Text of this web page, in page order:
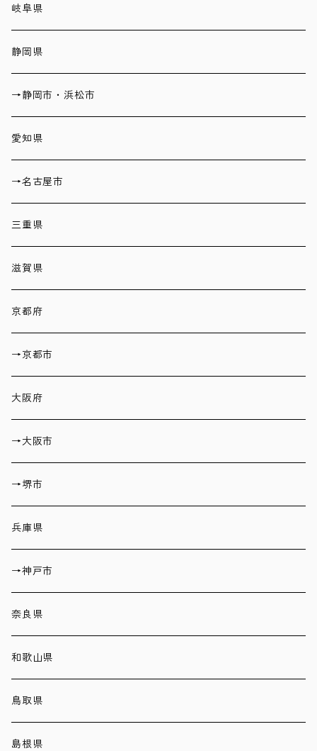
岐阜県
静岡県
→静岡市・浜松市
愛知県
→名古屋市
三重県
滋賀県
京都府
→京都市
大阪府
→大阪市
→堺市
兵庫県
→神戸市
奈良県
和歌山県
鳥取県
島根県